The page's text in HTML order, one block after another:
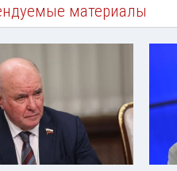
материалы